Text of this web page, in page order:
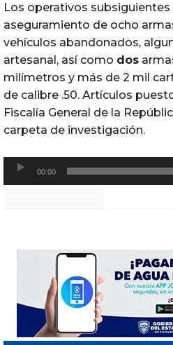
Los operativos
aseguramiento de ocho
vehículos abandonados,
artesanal, así como dos
milímetros y más de 2 mil
de calibre .50. Artículos
Fiscalía General de la
carpeta de investigación.
e
r
00:00